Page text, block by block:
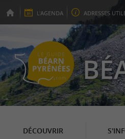
L'AGENDA ADRESSES
DÉCOUVRIR